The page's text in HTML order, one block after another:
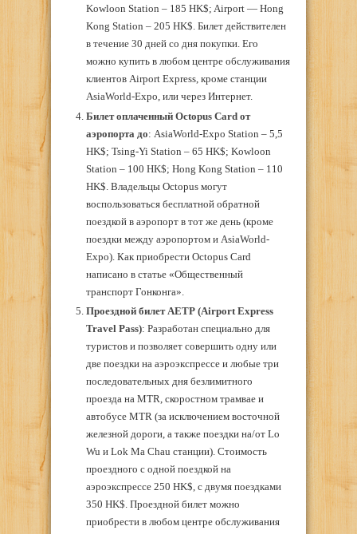
Kowloon Station – 185 HK$; Airport — Hong
Kong Station – 205 HK$. Билет действителен
в течение 30 дней со дня покупки. Его
можно купить в любом центре обслуживания
клиентов Airport Express, кроме станции
AsiaWorld-Expo, или через Интернет.
Билет оплаченный Octopus Card от
аэропорта до: AsiaWorld-Expo Station – 5,5
HK$; Tsing-Yi Station – 65 HK$; Kowloon
Station – 100 HK$; Hong Kong Station – 110
HK$. Владельцы Octopus могут
воспользоваться бесплатной обратной
поездкой в аэропорт в тот же день (кроме
поездки между аэропортом и AsiaWorld-
Expo). Как приобрести Octopus Card
написано в статье «Общественный
транспорт Гонконга».
Проездной билет АЕТР (Airport Express
Travel Pass): Разработан специально для
туристов и позволяет совершить одну или
две поездки на аэроэкспрессе и любые три
последовательных дня безлимитного
проезда на MTR, скоростном трамвае и
автобусе MTR (за исключением восточной
железной дороги, а также поездки на/от Lo
Wu и Lok Ma Chau станции). Стоимость
проездного с одной поездкой на
аэроэкспрессе 250 HK$, с двумя поездками
350 HK$. Проездной билет можно
приобрести в любом центре обслуживания